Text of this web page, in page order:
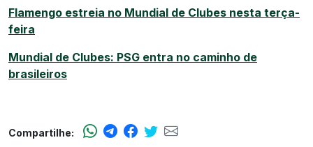
Flamengo estreia no Mundial de Clubes nesta terça-
feira
Mundial de Clubes: PSG entra no caminho de
brasileiros
Compartilhe: